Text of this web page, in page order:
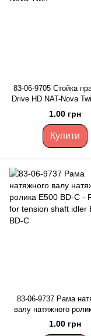
83-06-9705 Стойка
Drive HD NAT-Nova
rh MB-drive HD NAT-
1.00 грн
Купити
83-06-9737 Рама
валу натяжного
BD-C - Frame for
idler E500 BD-C
1.00 грн